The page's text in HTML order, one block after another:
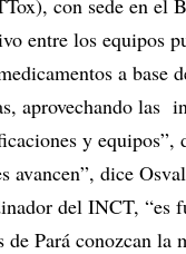
con sede en el
entre los equipos
a base
aprovechando las
y equipos”,
avancen”, dice
del INCT, “es
de Pará conozcan la